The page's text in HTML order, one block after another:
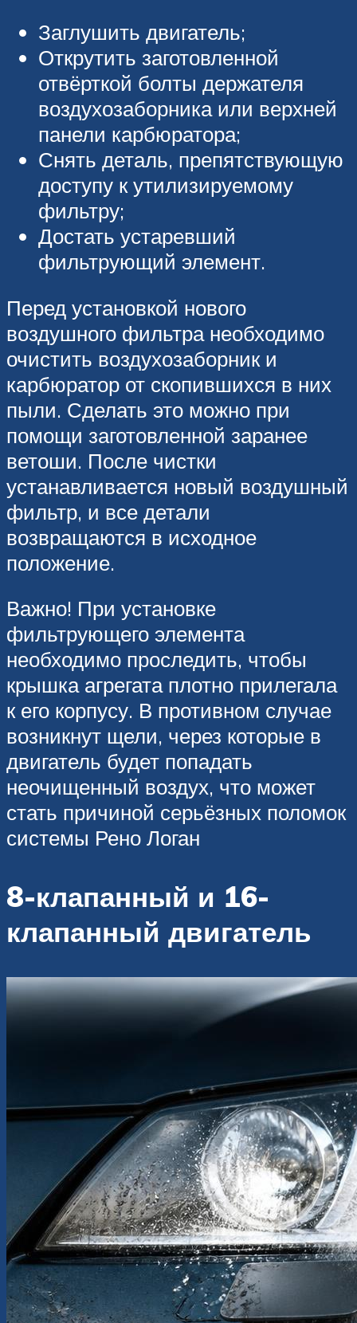
Заглушить двигатель;
Открутить заготовленной
отвёрткой болты держателя
воздухозаборника или верхней
панели карбюратора;
Снять деталь, препятствующую
доступу к утилизируемому
фильтру;
Достать устаревший
фильтрующий элемент.
Перед установкой нового
воздушного фильтра необходимо
очистить воздухозаборник и
карбюратор от скопившихся в них
пыли. Сделать это можно при
помощи заготовленной заранее
ветоши. После чистки
устанавливается новый воздушный
фильтр, и все детали
возвращаются в исходное
положение.
Важно! При установке
фильтрующего элемента
необходимо проследить, чтобы
крышка агрегата плотно прилегала
к его корпусу. В противном случае
возникнут щели, через которые в
двигатель будет попадать
неочищенный воздух, что может
стать причиной серьёзных поломок
системы Рено Логан
8-клапанный и 16-
клапанный двигатель